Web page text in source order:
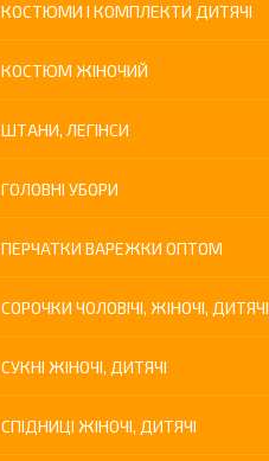
КОСТЮМИ І КОМПЛЕКТИ ДИТЯЧІ
КОСТЮМ ЖІНОЧИЙ
ШТАНИ, ЛЕГІНСИ
ГОЛОВНІ УБОРИ
ПЕРЧАТКИ ВАРЕЖКИ ОПТОМ
СОРОЧКИ ЧОЛОВІЧІ, ЖІНОЧІ, ДИТЯЧІ
СУКНІ ЖІНОЧІ, ДИТЯЧІ
СПІДНИЦІ ЖІНОЧІ, ДИТЯЧІ